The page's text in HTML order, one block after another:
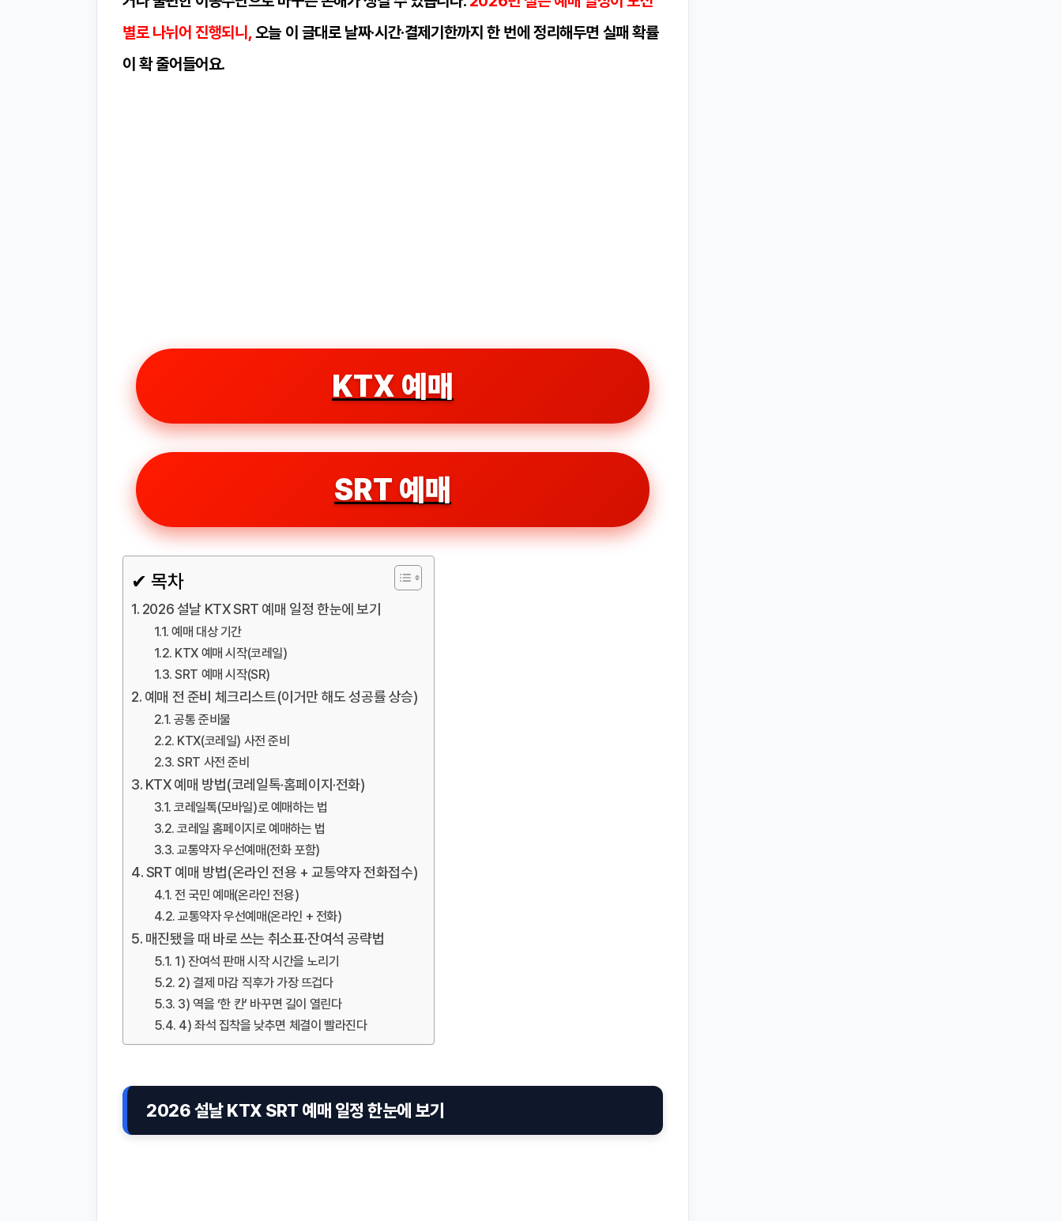
별로 나뉘어 진행되니,오늘 이 글대로 날짜·시간·결제기한까지 한 번에 정리해두면 실패 확률
이 확 줄어들어요.
KTX 예매
SRT 예매
✔ 목차
2026 설날 KTX SRT 예매 일정 한눈에 보기
예매 대상 기간
KTX 예매 시작(코레일)
SRT 예매 시작(SR)
예매 전 준비 체크리스트(이거만 해도 성공률 상승)
공통 준비물
KTX(코레일) 사전 준비
SRT 사전 준비
KTX 예매 방법(코레일톡·홈페이지·전화)
코레일톡(모바일)로 예매하는 법
코레일 홈페이지로 예매하는 법
교통약자 우선예매(전화 포함)
SRT 예매 방법(온라인 전용 + 교통약자 전화접수)
전 국민 예매(온라인 전용)
교통약자 우선예매(온라인 + 전화)
매진됐을 때 바로 쓰는 취소표·잔여석 공략법
1) 잔여석 판매 시작 시간을 노리기
2) 결제 마감 직후가 가장 뜨겁다
3) 역을 ‘한 칸’ 바꾸면 길이 열린다
4) 좌석 집착을 낮추면 체결이 빨라진다
2026 설날 KTX SRT 예매 일정 한눈에 보기